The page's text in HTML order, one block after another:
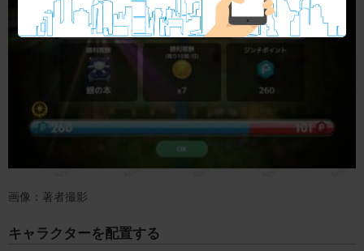
画像：著者撮影
キャラクターを配置する